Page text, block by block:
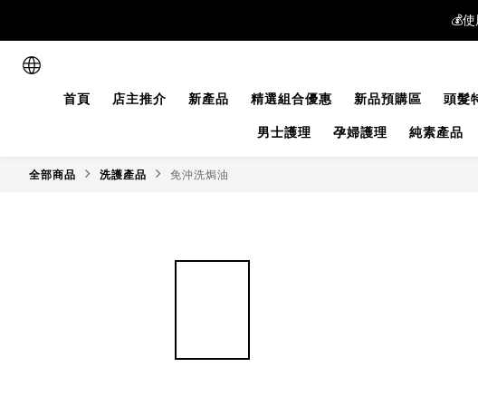
💰
💰
新
💰
首頁 店主推介 新產品 精選組合優惠 新品預購區 頭髮
男士護理 孕婦護理 純素產品
全部商品 洗護產品 免沖洗焗油